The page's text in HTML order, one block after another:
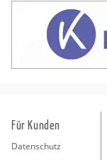
Für Kunden
Datenschutz